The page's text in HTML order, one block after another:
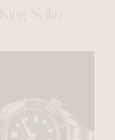
King Seiko